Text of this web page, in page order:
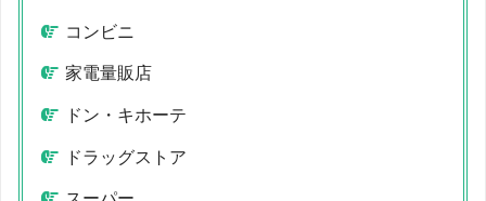
コンビニ
家電量販店
ドン・キホーテ
ドラッグストア